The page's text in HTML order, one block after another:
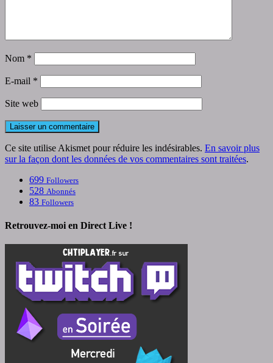
Nom *
E-mail *
Site web
Ce site utilise Akismet pour réduire les indésirables. En savoir plus
sur la façon dont les données de vos commentaires sont traitées.
699 Followers
528 Abonnés
83 Followers
Retrouvez-moi en Direct Live !